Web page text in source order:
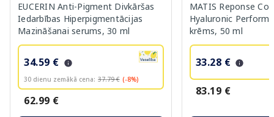
EUCERIN Anti-Pigment Divkāršas
Iedarbības Hiperpigmentācijas
Mazināšanai serums, 30 ml
34.59 €
30 dienu zemākā cena: 37.79 € (-8%)
62.99 €
MATIS Reponse
Hyaluronic
krēms, 50 ml
33.28 €
83.19 €